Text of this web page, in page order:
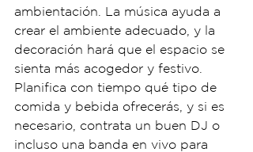
ambientación. La música ayuda a
crear el ambiente adecuado, y la
decoración hará que el espacio se
sienta más acogedor y festivo.
Planifica con tiempo qué tipo de
comida y bebida ofrecerás, y si es
necesario, contrata un buen DJ o
incluso una banda en vivo para